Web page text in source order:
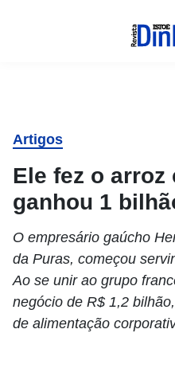
Artigos
Ele fez o arroz
ganhou 1
O empresário gaúcho
da Puras, começou
Ao se unir ao grupo
negócio de R$ 1,2
de alimentação